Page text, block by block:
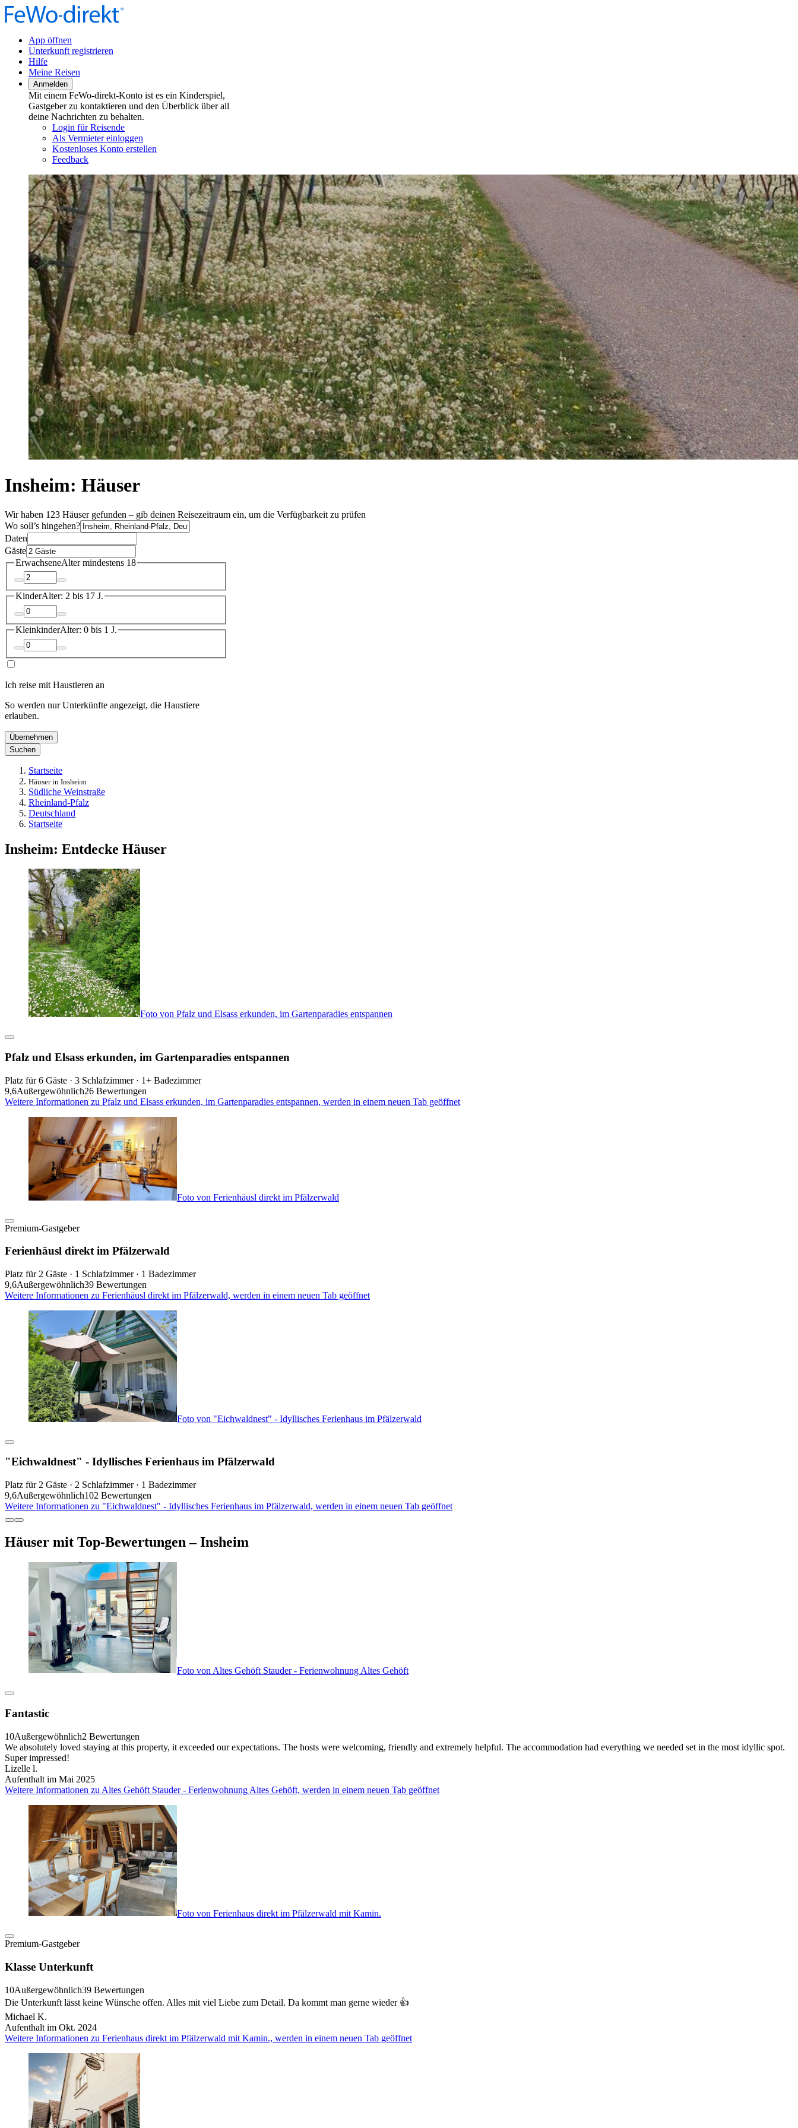
App öffnen
Unterkunft registrieren
Hilfe
Meine Reisen
Anmelden
Mit einem FeWo-direkt-Konto ist es ein Kinderspiel,
Gastgeber zu kontaktieren und den Überblick über all
deine Nachrichten zu behalten.
Login für Reisende
Als Vermieter einloggen
Kostenloses Konto erstellen
Feedback
Insheim: Häuser
Wir haben 123 Häuser gefunden – gib deinen Reisezeitraum ein, um die Verfügbarkeit zu prüfen
Wo soll’s hingehen?
Daten
Gäste
ErwachseneAlter mindestens 18
KinderAlter: 2 bis 17 J.
KleinkinderAlter: 0 bis 1 J.
Ich reise mit Haustieren an
So werden nur Unterkünfte angezeigt, die Haustiere
erlauben.
Übernehmen
Suchen
Startseite
Häuser in Insheim
Südliche Weinstraße
Rheinland-Pfalz
Deutschland
Startseite
Insheim: Entdecke Häuser
Foto von Pfalz und Elsass erkunden, im Gartenparadies entspannen
Pfalz und Elsass erkunden, im Gartenparadies entspannen
Platz für 6 Gäste · 3 Schlafzimmer · 1+ Badezimmer
9,6Außergewöhnlich26 Bewertungen
Weitere Informationen zu Pfalz und Elsass erkunden, im Gartenparadies entspannen, werden in einem neuen Tab geöffnet
Foto von Ferienhäusl direkt im Pfälzerwald
Premium-Gastgeber
Ferienhäusl direkt im Pfälzerwald
Platz für 2 Gäste · 1 Schlafzimmer · 1 Badezimmer
9,6Außergewöhnlich39 Bewertungen
Weitere Informationen zu Ferienhäusl direkt im Pfälzerwald, werden in einem neuen Tab geöffnet
Foto von "Eichwaldnest" - Idyllisches Ferienhaus im Pfälzerwald
"Eichwaldnest" - Idyllisches Ferienhaus im Pfälzerwald
Platz für 2 Gäste · 2 Schlafzimmer · 1 Badezimmer
9,6Außergewöhnlich102 Bewertungen
Weitere Informationen zu "Eichwaldnest" - Idyllisches Ferienhaus im Pfälzerwald, werden in einem neuen Tab geöffnet
Häuser mit Top-Bewertungen – Insheim
Foto von Altes Gehöft Stauder - Ferienwohnung Altes Gehöft
Fantastic
10Außergewöhnlich2 Bewertungen
We absolutely loved staying at this property, it exceeded our expectations. The hosts were welcoming, friendly and extremely helpful. The accommodation had everything we needed set in the most idyllic spot.
Super impressed!
Lizelle l.
Aufenthalt im Mai 2025
Weitere Informationen zu Altes Gehöft Stauder - Ferienwohnung Altes Gehöft, werden in einem neuen Tab geöffnet
Foto von Ferienhaus direkt im Pfälzerwald mit Kamin.
Premium-Gastgeber
Klasse Unterkunft
10Außergewöhnlich39 Bewertungen
Die Unterkunft lässt keine Wünsche offen. Alles mit viel Liebe zum Detail. Da kommt man gerne wieder 👍
Michael K.
Aufenthalt im Okt. 2024
Weitere Informationen zu Ferienhaus direkt im Pfälzerwald mit Kamin., werden in einem neuen Tab geöffnet